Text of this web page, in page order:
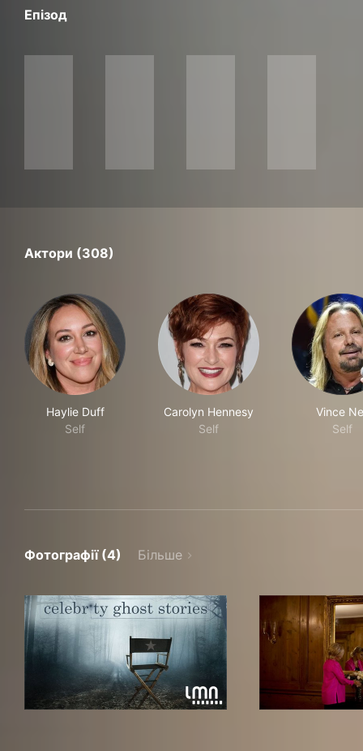
Епізод
Актори (308)
Haylie Duff
Self
Carolyn Hennesy
Self
Vince
Self
Фотографії (4) Більше